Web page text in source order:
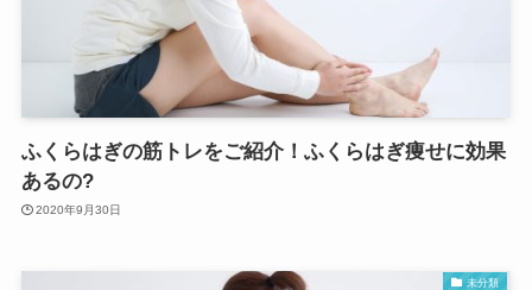
ふくらはぎの筋トレをご紹介！ふくらはぎ痩せに効果
あるの?
2020年9月30日
未分類